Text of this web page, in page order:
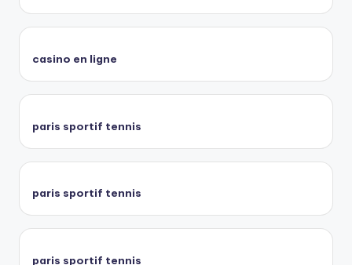
casino en ligne
paris sportif tennis
paris sportif tennis
paris sportif tennis